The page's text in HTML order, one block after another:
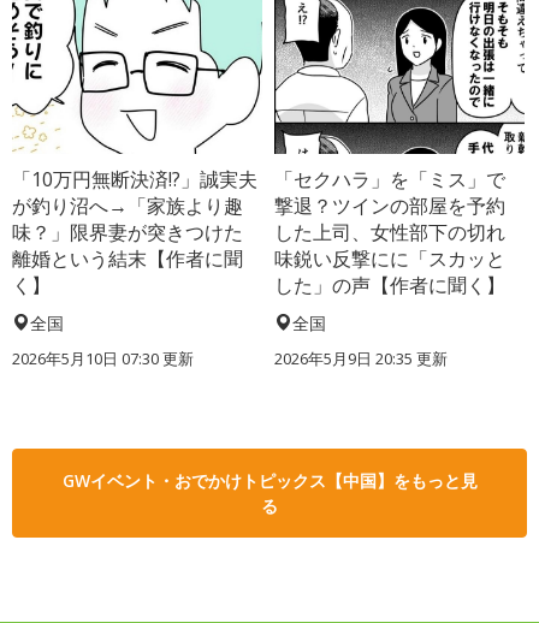
「10万円無断決済!?」誠実夫
が釣り沼へ→「家族より趣
味？」限界妻が突きつけた
離婚という結末【作者に聞
く】
全国
2026年5月10日 07:30 更新
「セクハラ」を「ミス」で
撃退？ツインの部屋を予約
した上司、女性部下の切れ
味鋭い反撃にに「スカッと
した」の声【作者に聞く】
全国
2026年5月9日 20:35 更新
GWイベント・おでかけトピックス【中国】をもっと見
る